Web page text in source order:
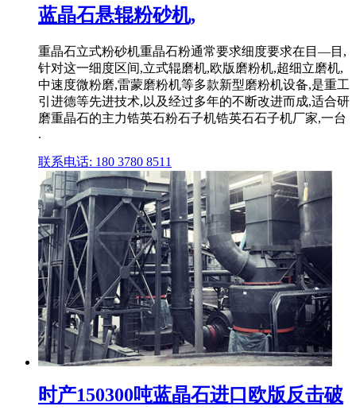
蓝晶石悬辊粉砂机,
重晶石立式粉砂机重晶石粉通常要求细度要求在目—目,
针对这一细度区间,立式辊磨机,欧版磨粉机,超细立磨机,
中速度微粉磨,雷蒙磨粉机等多款新型磨粉机设备,是重工
引进德等先进技术,以及经过多年的不断改进而成,适合研
磨重晶石的主力锆英石粉石子机锆英石石子机厂家,一台
.
联系电话: 180 3780 8511
时产150300吨蓝晶石进口欧版反击破